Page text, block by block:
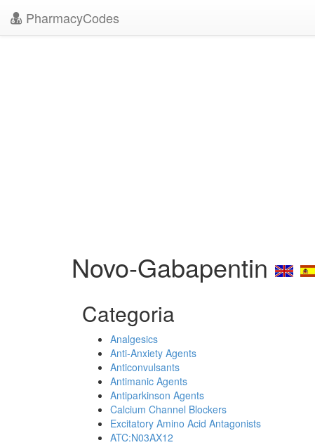
PharmacyCodes
Novo-Gabapentin
Categoria
Analgesics
Anti-Anxiety Agents
Anticonvulsants
Antimanic Agents
Antiparkinson Agents
Calcium Channel Blockers
Excitatory Amino Acid Antagonists
ATC:N03AX12